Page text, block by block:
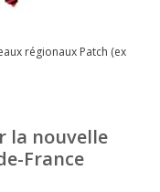
régionaux Patch (ex
la nouvelle
France